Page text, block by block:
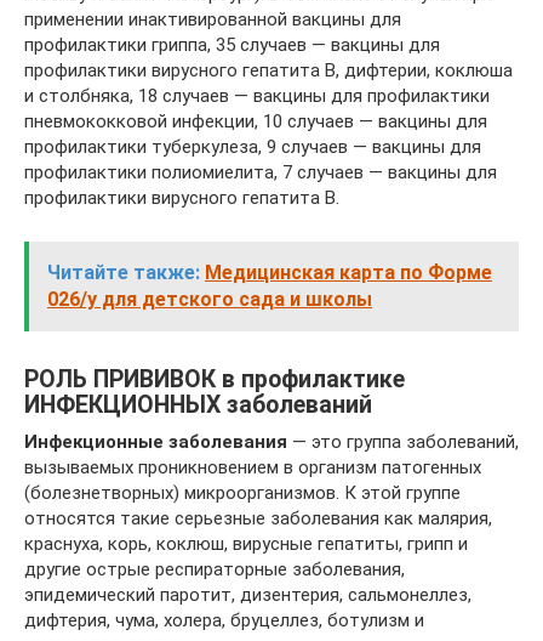
применении инактивированной вакцины для
профилактики гриппа, 35 случаев — вакцины для
профилактики вирусного гепатита В, дифтерии, коклюша
и столбняка, 18 случаев — вакцины для профилактики
пневмококковой инфекции, 10 случаев — вакцины для
профилактики туберкулеза, 9 случаев — вакцины для
профилактики полиомиелита, 7 случаев — вакцины для
профилактики вирусного гепатита В.
Читайте также: Медицинская карта по Форме
026/у для детского сада и школы
РОЛЬ ПРИВИВОК в профилактике
ИНФЕКЦИОННЫХ заболеваний
Инфекционные заболевания — это группа заболеваний,
вызываемых проникновением в организм патогенных
(болезнетворных) микроорганизмов. К этой группе
относятся такие серьезные заболевания как малярия,
краснуха, корь, коклюш, вирусные гепатиты, грипп и
другие острые респираторные заболевания,
эпидемический паротит, дизентерия, сальмонеллез,
дифтерия, чума, холера, бруцеллез, ботулизм и